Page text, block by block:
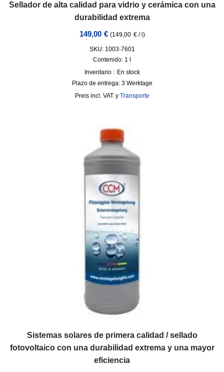
Sellador de alta calidad para vidrio y cerámica con una
durabilidad extrema
149,00 € (149,00 €/ )
SKU: 1003-7601
Contenido: 1 l
Inventario : En stock
Plazo de entrega: 3 Werktage
incl. VAT y Transporte
Sistemas solares de primera calidad / sellado
fotovoltaico con una durabilidad extrema y una mayor
eficiencia